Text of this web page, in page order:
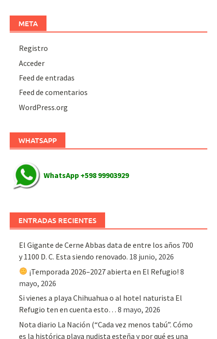
META
Registro
Acceder
Feed de entradas
Feed de comentarios
WordPress.org
WHATSAPP
WhatsApp +598 99903929
ENTRADAS RECIENTES
El Gigante de Cerne Abbas data de entre los años 700
y 1100 D. C. Esta siendo renovado. 18 junio, 2026
¡Temporada 2026–2027 abierta en El Refugio! 8
mayo, 2026
Si vienes a playa Chihuahua o al hotel naturista El
Refugio ten en cuenta esto… 8 mayo, 2026
Nota diario La Nación (“Cada vez menos tabú”. Cómo
es la histórica playa nudista esteña y por qué es una